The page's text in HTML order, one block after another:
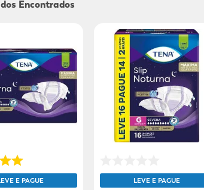
9º
sabonete líquido
E PAGUE LEVE E PAGUE